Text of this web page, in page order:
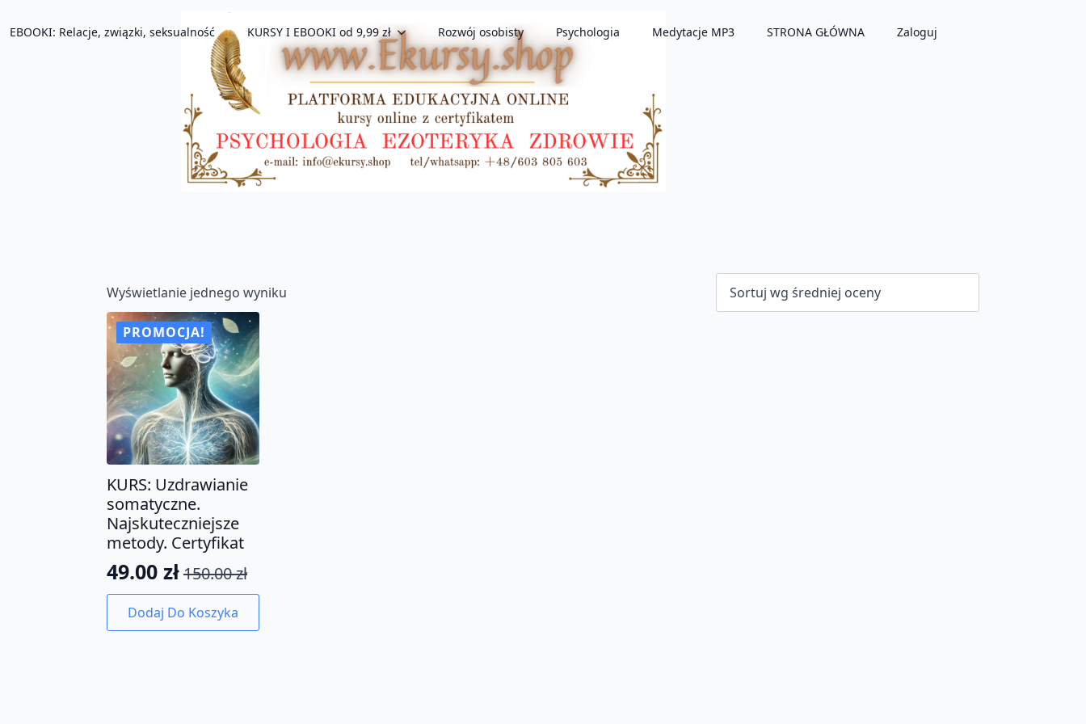
EBOOKI: Relacje, związki, seksualność KURSY I EBOOKI od 9,99 zł Rozwój osobisty Psychologia Medytacje MP3 STRONA GŁÓWNA Zaloguj
Wyświetlanie jednego wyniku
PROMOCJA!
KURS: Uzdrawianie
somatyczne.
Najskuteczniejsze
metody. Certyfikat
150.00zł
Pierwotna
cena
wynosiła:
49.00 zł
Aktualna
cena
wynosi:
Dodaj Do Koszyka